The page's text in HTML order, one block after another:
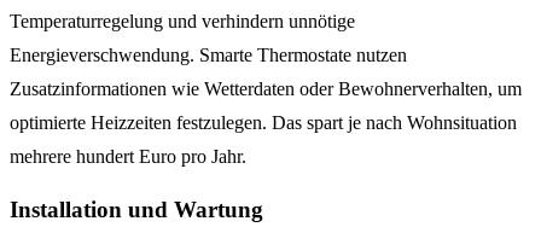
Temperaturregelung und verhindern unnötige
Energieverschwendung. Smarte Thermostate nutzen
Zusatzinformationen wie Wetterdaten oder Bewohnerverhalten, um
optimierte Heizzeiten festzulegen. Das spart je nach Wohnsituation
mehrere hundert Euro pro Jahr.
Installation und Wartung